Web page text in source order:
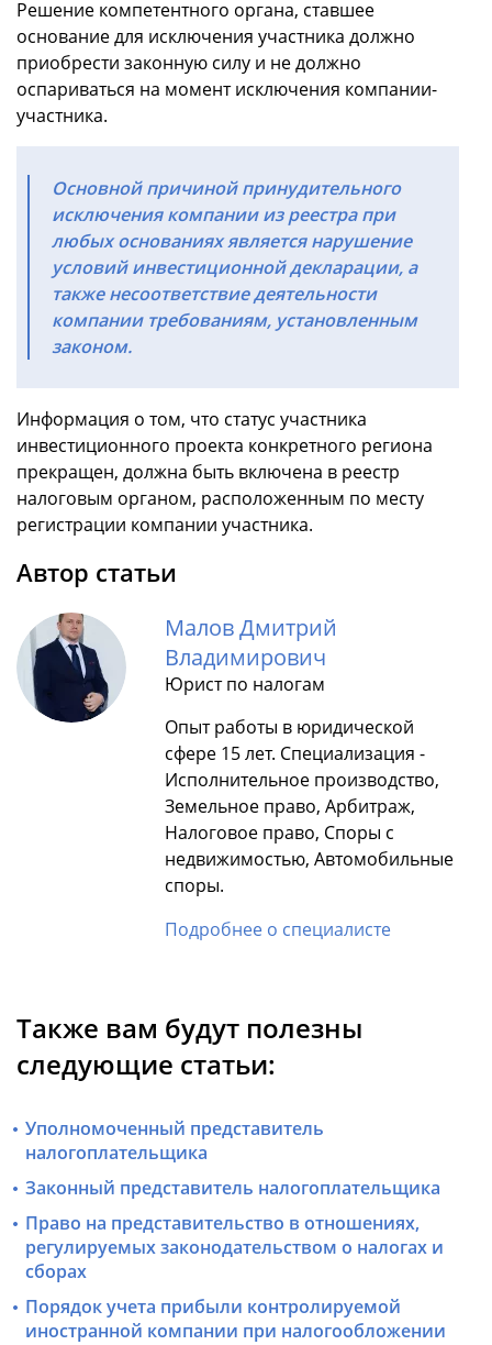
Решение компетентного органа, ставшее
основание для исключения участника должно
приобрести законную силу и не должно
оспариваться на момент исключения компании-
участника.
Основной причиной принудительного
исключения компании из реестра при
любых основаниях является нарушение
условий инвестиционной декларации, а
также несоответствие деятельности
компании требованиям, установленным
законом.
Информация о том, что статус участника
инвестиционного проекта конкретного региона
прекращен, должна быть включена в реестр
налоговым органом, расположенным по месту
регистрации компании участника.
Автор статьи
Малов Дмитрий
Владимирович
Юрист по налогам
Опыт работы в юридической
сфере 15 лет. Специализация -
Исполнительное производство,
Земельное право, Арбитраж,
Налоговое право, Споры с
недвижимостью, Автомобильные
споры.
Подробнее о специалисте
Также вам будут полезны
следующие статьи:
Уполномоченный представитель
налогоплательщика
Законный представитель налогоплательщика
Право на представительство в отношениях,
регулируемых законодательством о налогах и
сборах
Порядок учета прибыли контролируемой
иностранной компании при налогообложении